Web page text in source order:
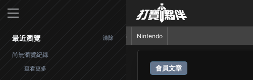
最近瀏覽 清除
尚無瀏覽紀錄
查看更多 會員文章
PlayStation Nintendo